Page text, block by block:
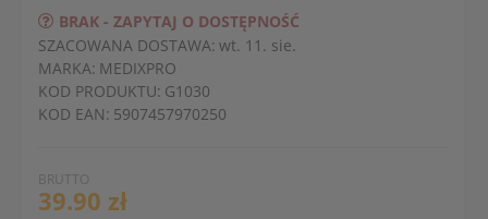
BRUTTO
39.90 zł
BRAK - ZAPYTAJ O DOSTĘPNOŚĆ
SZACOWANA DOSTAWA: wt. 11. sie.
MARKA: MEDIXPRO
KOD PRODUKTU: G1030
KOD EAN: 5907457970250